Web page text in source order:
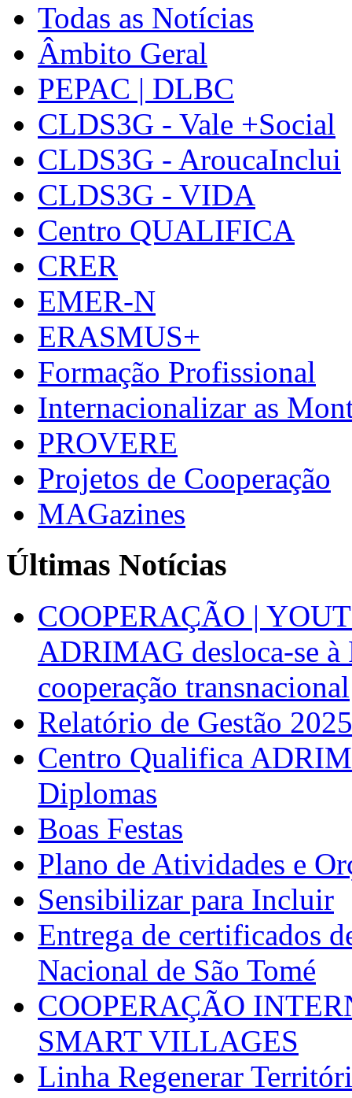
Todas as Notícias
Âmbito Geral
PEPAC | DLBC
CLDS3G - Vale +Social
CLDS3G - AroucaInclui
CLDS3G - VIDA
Centro QUALIFICA
CRER
EMER-N
ERASMUS+
Formação Profissional
Internacionalizar as
PROVERE
Projetos de Cooperação
MAGazines
Últimas Notícias
COOPERAÇÃO |
ADRIMAG desloca-se
cooperação transnacional
Relatório de Gestão 2025
Centro Qualifica
Diplomas
Boas Festas
Plano de Atividades e
Sensibilizar para Incluir
Entrega de certificados
Nacional de São Tomé
COOPERAÇÃO
SMART VILLAGES
Linha Regenerar